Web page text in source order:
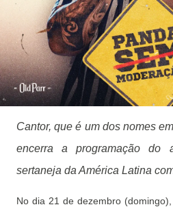
Cantor, que é um dos nomes
encerra a programação do
sertaneja da América Latina
No dia 21 de dezembro